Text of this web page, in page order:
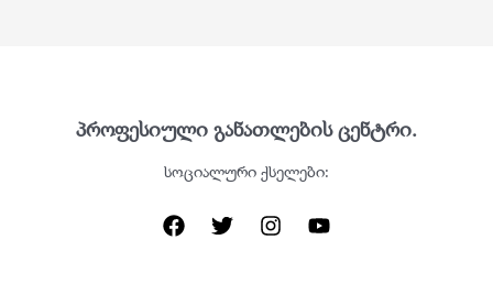
პროფესიული განათლების ცენტრი.
სოციალური ქსელები: